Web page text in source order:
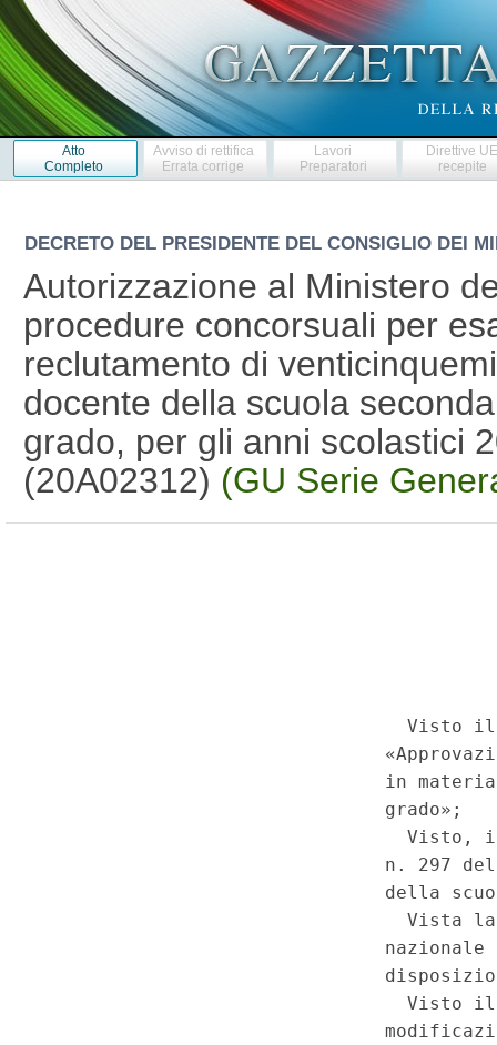
Atto
Completo
Avviso di rettifica
Errata corrige
Lavori
Preparatori
Direttive
recepite
DECRETO DEL PRESIDENTE DEL CONSIGLIO DEI
Autorizzazione al Ministero
procedure concorsuali per
reclutamento di
docente della scuola
grado, per gli anni scolastici
(20A02312) (GU Serie